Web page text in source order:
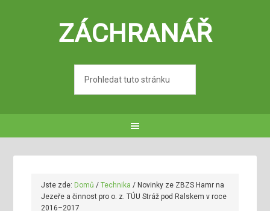
ZÁCHRANÁŘ
Jste zde: Domů / Technika / Novinky ze ZBZS Hamr na
Jezeře a činnost pro o. z. TÚU Stráž pod Ralskem v roce
2016–2017